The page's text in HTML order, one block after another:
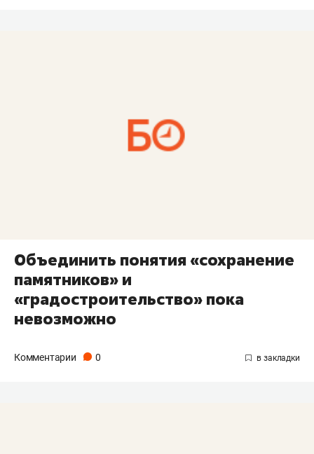
Объединить понятия «сохранение
памятников» и
«градостроительство» пока
невозможно
Комментарии 0